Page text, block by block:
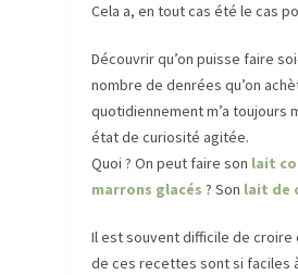
Cela a, en tout cas été le cas
Découvrir qu’on puisse faire
nombre de denrées qu’on
quotidiennement m’a toujours
état de curiosité agitée.
Quoi ? On peut faire son lait
marrons glacés ? Son lait de
Il est souvent difficile de croire
de ces recettes sont si faciles